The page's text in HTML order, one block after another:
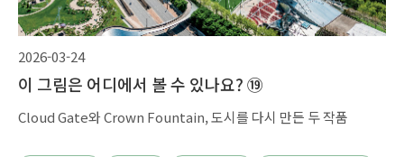
2026-03-24
이 그림은 어디에서 볼 수 있나요? ⑲
Cloud Gate와 Crown Fountain, 도시를 다시 만든 두 작품